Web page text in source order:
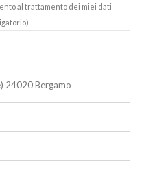
al trattamento dei miei dati
24020 Bergamo